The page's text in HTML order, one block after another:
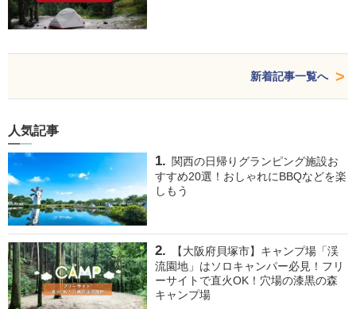
新着記事一覧へ
人気記事
関西の日帰りグランピング施設お
すすめ20選！おしゃれにBBQなどを楽
しもう
【大阪府貝塚市】キャンプ場「渓
流園地」はソロキャンパー必見！フリ
ーサイトで直火OK！穴場の漆黒の森
キャンプ場